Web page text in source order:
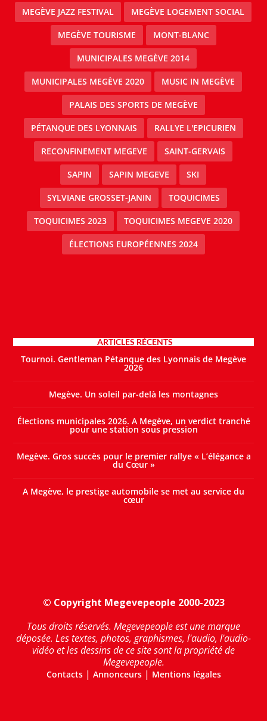
MEGÈVE JAZZ FESTIVAL MEGÈVE LOGEMENT SOCIAL
MEGÈVE TOURISME MONT-BLANC
MUNICIPALES MEGÈVE 2014
MUNICIPALES MEGÈVE 2020 MUSIC IN MEGÈVE
PALAIS DES SPORTS DE MEGÈVE
PÉTANQUE DES LYONNAIS RALLYE L'EPICURIEN
RECONFINEMENT MEGEVE SAINT-GERVAIS
SAPIN SAPIN MEGEVE SKI
SYLVIANE GROSSET-JANIN TOQUICIMES
TOQUICIMES 2023 TOQUICIMES MEGEVE 2020
ÉLECTIONS EUROPÉENNES 2024
ARTICLES RÉCENTS
Tournoi. Gentleman Pétanque des Lyonnais de Megève
2026
Megève. Un soleil par-delà les montagnes
Élections municipales 2026. A Megève, un verdict tranché
pour une station sous pression
Megève. Gros succès pour le premier rallye « L’élégance a
du Cœur »
A Megève, le prestige automobile se met au service du
cœur
© Copyright Megevepeople 2000-2023
Tous droits réservés. Megevepeople est une marque
déposée. Les textes, photos, graphismes, l'audio, l'audio-
vidéo et les dessins de ce site sont la propriété de
Megevepeople.
Contacts| Annonceurs| Mentions légales